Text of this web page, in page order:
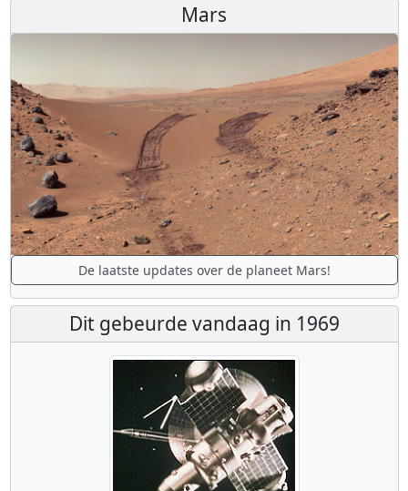
Mars
De laatste updates over de planeet Mars!
Dit gebeurde vandaag in 1969